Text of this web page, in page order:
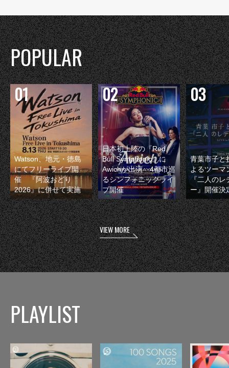
POPULAR
Watson、地元・徳島
にてフリーライブ開
催 『阿波おどり
2026』に併せて実施
日本初上陸の『Red
Bull Symphonic』に
Awichが出演 4都市巡
るシンフォニックライ
ブ開催
青葉市子と
よるツーマ
『二人のレ
ー』開催決
VIEW MORE
PLAYLIST